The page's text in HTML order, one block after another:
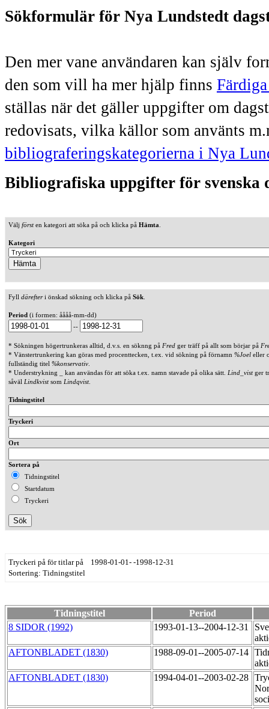
Sökformulär för Nya Lundstedt
Den mer vane användaren kan själv
den som vill ha mer hjälp finns
ställas när det gäller uppgifter om
redovisats, vilka källor som använts
bibliograferingskategorierna i Nya
Bibliografiska uppgifter för svenska
Välj försten kategori att söka på och klicka på Hämta
Kategori
Fyll därefteri önskad sökning och klicka på Sök
Period (i formen: åååå-mm-dd)
--
* Sökningen högertrunkeras alltid, d.v.s. en söknng på Fred ger träff på allt som börjar på
* Vänstertrunkering kan göras med procenttecken, t.ex. vid sökning på förnamn %Joel eller
fullständig titel %konservativ
* Understrykning _ kan användas för att söka t.ex. namn stavade på olika sätt. Lind_vistger
såväl Lindkvistsom Lindqvist.
Tidningstitel
Tryckeri
Ort
Sortera på
Tidningstitel
Startdatum
Tryckeri
Tryckeri på för titlar på 1998-01-01- -1998-12-31
Sortering: Tidningstitel
Tidningstitel
Period
8 SIDOR (1992)
1993-01-13--2004-12-31
AFTONBLADET (1830)
1988-09-01--2005-07-14
AFTONBLADET (1830)
1994-04-01--2003-02-28